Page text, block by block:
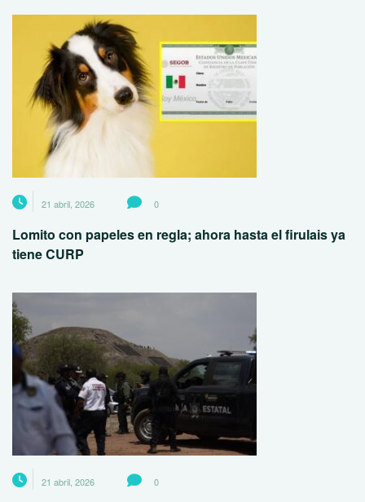
21 abril, 2026 0
Lomito con papeles en regla; ahora hasta el firulais ya
tiene CURP
21 abril, 2026 0